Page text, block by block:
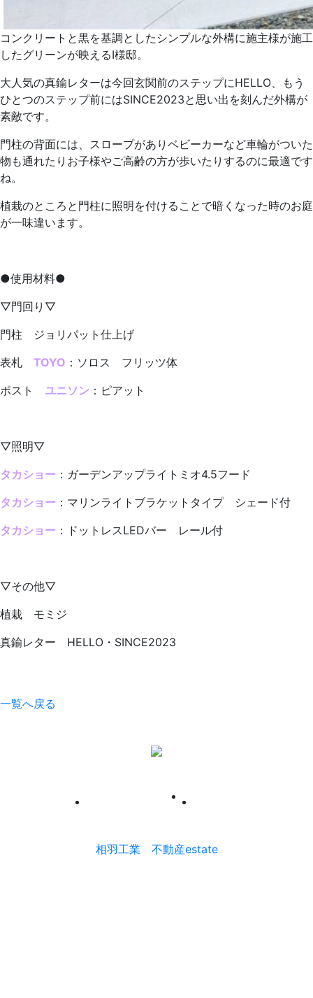
コンクリートと黒を基調としたシンプルな外構に施主様が施工
したグリーンが映えるI様邸。
大人気の真鍮レターは今回玄関前のステップにHELLO、もう
ひとつのステップ前にはSINCE2023と思い出を刻んだ外構が
素敵です。
門柱の背面には、スロープがありベビーカーなど車輪がついた
物も通れたりお子様やご高齢の方が歩いたりするのに最適です
ね。
植栽のところと門柱に照明を付けることで暗くなった時のお庭
が一味違います。
●使用材料●
▽門回り▽
門柱 ジョリパット仕上げ
表札 TOYO ：ソロス フリッツ体
ポスト ユニソン ：ピアット
▽照明▽
タカショー ：ガーデンアップライトミオ4.5フード
タカショー ：マリンライトブラケットタイプ シェード付
タカショー ：ドットレスLEDバー レール付
▽その他▽
植栽 モミジ
真鍮レター HELLO・SINCE2023
一覧へ戻る
PRIVACY POLICY
相羽工業 不動産estate